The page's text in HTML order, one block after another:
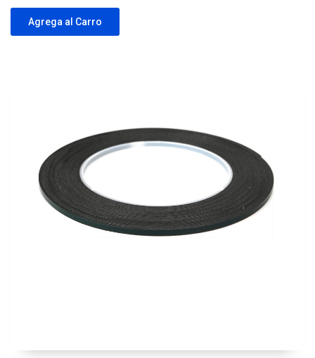
Agrega al Carro